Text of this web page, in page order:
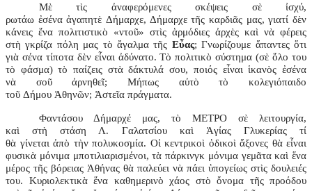
Μὲ τὶς ἀναφερόμενες σκέψεις σὲ ἰσχύ,
ρωτάω ἐσένα ἀγαπητὲ Δήμαρχε, Δήμαρχε τῆς καρδιᾶς μας, γιατί δὲν
κάνεις ἕνα πολιτιστικὸ «ντοῦ» στὶς ἁρμόδιες ἀρχὲς καὶ νὰ φέρεις
στὴ γκρίζα πόλη μας τὸ ἄγαλμα τῆς Εὖας; Γνωρίζουμε ἅπαντες ὅτι
γιὰ σένα τίποτα δὲν εἶναι ἀδύνατο. Τὸ πολιτικὸ σύστημα (σὲ ὅλο του
τὸ φάσμα) τὸ παίζεις στὰ δάκτυλά σου, ποιός εἶναι ἱκανὸς ἐσένα
νὰ σοῦ ἀρνηθεῖ; Μήπως αὐτὸ τὸ κολεγιόπαιδο
τοῦ Δήμου Ἀθηνῶν; Ἀστεῖα πράγματα.
Φαντάσου Δήμαρχέ μας, τὸ ΜΕΤΡΟ σὲ λειτουργία,
καὶ στὴ στάση Λ. Γαλατσίου καὶ Ἁγίας Γλυκερίας τί
θὰ γίνεται ἀπὸ τὴν πολυκοσμία. Οἱ κεντρικοὶ ὁδικοὶ ἄξονες θὰ εἶναι
φυσικὰ μόνιμα μποτιλιαρισμένοι, τὰ πάρκινγκ μόνιμα γεμᾶτα καὶ ἕνα
μέρος τῆς βόρειας Ἀθήνας θὰ παλεύει νὰ πάει ὑπογείως στὶς δουλειές
του. Κυριολεκτικὰ ἕνα καθημερινὸ χάος στὸ ὄνομα τῆς προόδου